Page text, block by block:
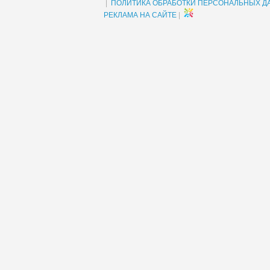
ПОЛИТИКА ОБРАБОТКИ ПЕРСОНАЛЬНЫХ
РЕКЛАМА НА САЙТЕ